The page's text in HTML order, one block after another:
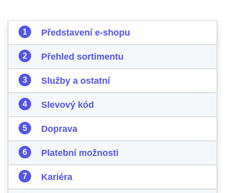
Představení e-shopu
Přehled sortimentu
Služby a ostatní
Slevový kód
Doprava
Platební možnosti
Kariéra